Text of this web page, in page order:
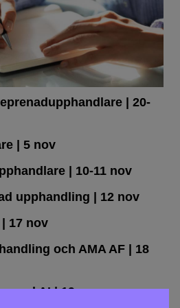
| 20-
| 5 nov
| 10-11 nov
upphandling | 12 nov
| 17 nov
och AMA AF| 18
med AI| 19 nov